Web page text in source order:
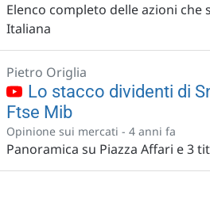
Elenco completo delle azioni che
Italiana
Pietro Origlia
Lo stacco dividenti di
Ftse Mib
Opinione sui mercati - 4 anni fa
Panoramica su Piazza Affari e 3